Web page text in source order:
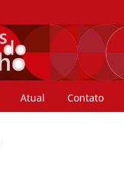
Atual Contato